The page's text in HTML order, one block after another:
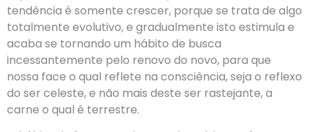
tendência é somente crescer, porque se trata de algo
totalmente evolutivo, e gradualmente isto estimula e
acaba se tornando um hábito de busca
incessantemente pelo renovo do novo, para que
nossa face o qual reflete na consciência, seja o reflexo
do ser celeste, e não mais deste ser rastejante, a
carne o qual é terrestre.